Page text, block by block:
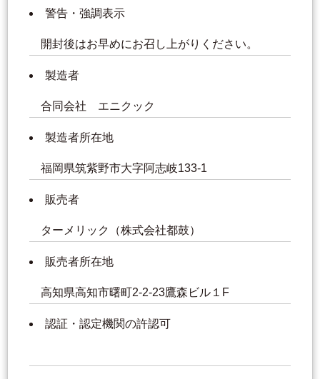
警告・強調表示
開封後はお早めにお召し上がりください。
製造者
合同会社 エニクック
製造者所在地
福岡県筑紫野市大字阿志岐133-1
販売者
ターメリック（株式会社都鼓）
販売者所在地
高知県高知市曙町2-2-23鷹森ビル１F
認証・認定機関の許認可